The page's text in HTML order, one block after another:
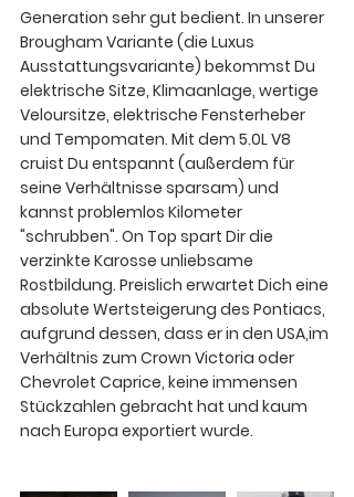
Generation sehr gut bedient. In unserer
Brougham Variante (die Luxus
Ausstattungsvariante) bekommst Du
elektrische Sitze, Klimaanlage, wertige
Veloursitze, elektrische Fensterheber
und Tempomaten. Mit dem 5.0L V8
cruist Du entspannt (außerdem für
seine Verhältnisse sparsam) und
kannst problemlos Kilometer
"schrubben". On Top spart Dir die
verzinkte Karosse unliebsame
Rostbildung. Preislich erwartet Dich eine
absolute Wertsteigerung des Pontiacs,
aufgrund dessen, dass er in den USA,im
Verhältnis zum Crown Victoria oder
Chevrolet Caprice, keine immensen
Stückzahlen gebracht hat und kaum
nach Europa exportiert wurde.